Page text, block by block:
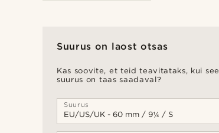
Suurus on laost otsas
Kas soovite, et teid teavitataks, kui see
suurus on taas saadaval?
Suurus